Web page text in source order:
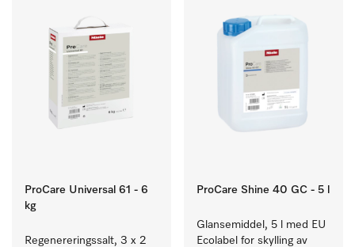
ProCare Universal 61 - 6
kg
Regenereringssalt, 3 x 2
ProCare Shine 40 GC - 5 l
Glansemiddel, 5 l med EU
Ecolabel for skylling av